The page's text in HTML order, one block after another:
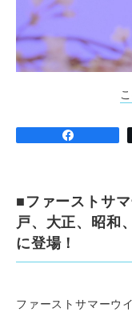
■ファーストサ
戸、大正、昭和
に登場！
ファーストサマーウ